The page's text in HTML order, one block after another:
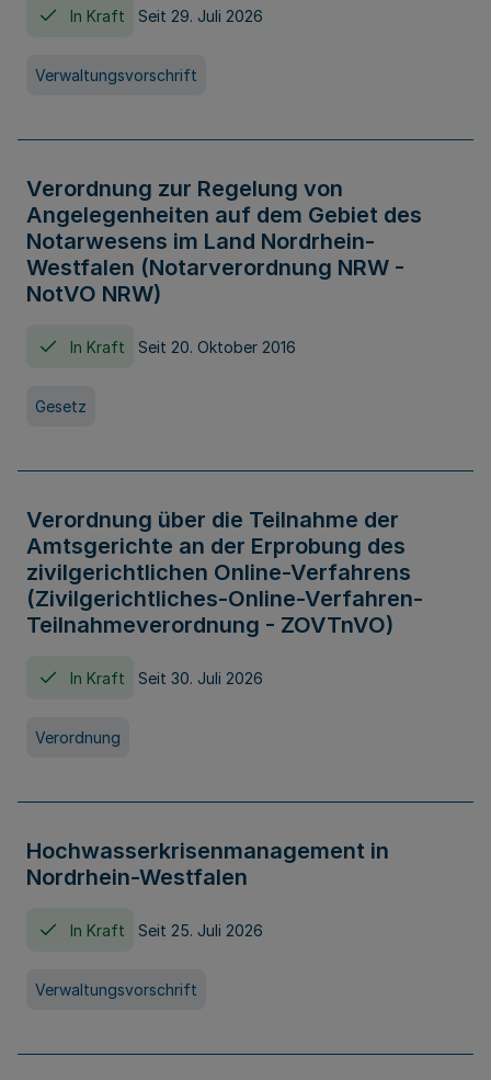
In Kraft Seit 29. Juli 2026
Verwaltungsvorschrift
Verordnung zur Regelung von
Angelegenheiten auf dem Gebiet des
Notarwesens im Land Nordrhein-
Westfalen (Notarverordnung NRW -
NotVO NRW)
In Kraft Seit 20. Oktober 2016
Gesetz
Verordnung über die Teilnahme der
Amtsgerichte an der Erprobung des
zivilgerichtlichen Online-Verfahrens
(Zivilgerichtliches-Online-Verfahren-
Teilnahmeverordnung - ZOVTnVO)
In Kraft Seit 30. Juli 2026
Verordnung
Hochwasserkrisenmanagement in
Nordrhein-Westfalen
In Kraft Seit 25. Juli 2026
Verwaltungsvorschrift